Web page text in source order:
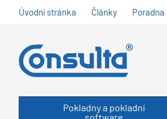
Úvodní stránka Články Poradna
Pokladny a pokladní